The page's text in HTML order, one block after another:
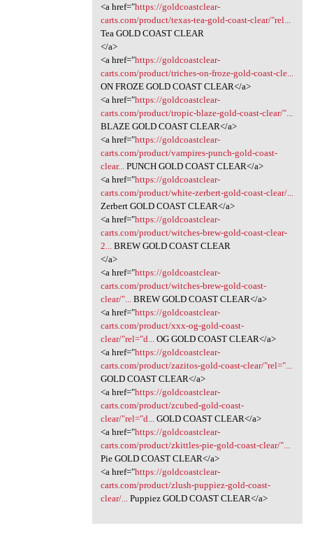
<a href="https://goldcoastclear-
carts.com/product/texas-tea-gold-coast-clear/"rel...
Tea GOLD COAST CLEAR
</a>
<a href="https://goldcoastclear-
carts.com/product/triches-on-froze-gold-coast-cle...
ON FROZE GOLD COAST CLEAR</a>
<a href="https://goldcoastclear-
carts.com/product/tropic-blaze-gold-coast-clear/"...
BLAZE GOLD COAST CLEAR</a>
<a href="https://goldcoastclear-
carts.com/product/vampires-punch-gold-coast-
clear...
PUNCH GOLD COAST CLEAR</a>
<a href="https://goldcoastclear-
carts.com/product/white-zerbert-gold-coast-clear/...
Zerbert GOLD COAST CLEAR</a>
<a href="https://goldcoastclear-
carts.com/product/witches-brew-gold-coast-clear-
2...
BREW GOLD COAST CLEAR
</a>
<a href="https://goldcoastclear-
carts.com/product/witches-brew-gold-coast-
clear/"...
BREW GOLD COAST CLEAR</a>
<a href="https://goldcoastclear-
carts.com/product/xxx-og-gold-coast-
clear/"rel="d...
OG GOLD COAST CLEAR</a>
<a href="https://goldcoastclear-
carts.com/product/zazitos-gold-coast-clear/"rel="...
GOLD COAST CLEAR</a>
<a href="https://goldcoastclear-
carts.com/product/zcubed-gold-coast-
clear/"rel="d...
GOLD COAST CLEAR</a>
<a href="https://goldcoastclear-
carts.com/product/zkittles-pie-gold-coast-clear/"...
Pie GOLD COAST CLEAR</a>
<a href="https://goldcoastclear-
carts.com/product/zlush-puppiez-gold-coast-
clear/...
Puppiez GOLD COAST CLEAR</a>